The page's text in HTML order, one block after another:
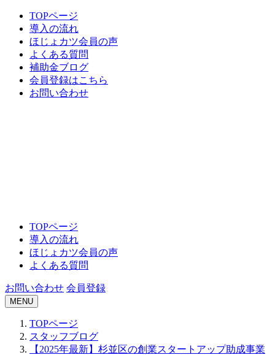
TOPページ
導入の流れ
ほじょカツ会員の声
よくある質問
補助金ブログ
会員登録はこちら
お問い合わせ
TOPページ
導入の流れ
ほじょカツ会員の声
よくある質問
お問い合わせ 会員登録
MENU
TOPページ
スタッフブログ
【2025年最新】杉並区の創業スタートアップ助成事業